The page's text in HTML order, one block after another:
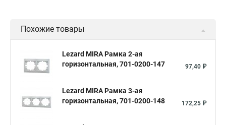
Похожие товары
Lezard MIRA Рамка 2-ая
горизонтальная, 701-0200-147
97,40 ₽
Lezard MIRA Рамка 3-ая
горизонтальная, 701-0200-148
172,25 ₽